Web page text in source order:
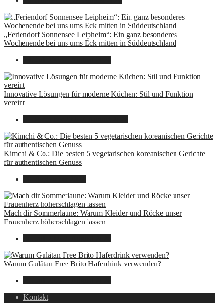
„Feriendorf Sonnensee Leipheim“: Ein ganz besonderes
Wochenende bei uns ums Eck mitten in Süddeutschland
Innovative Lösungen für moderne Küchen: Stil und Funktion
vereint
Kimchi & Co.: Die besten 5 vegetarischen koreanischen Gerichte
für authentischen Genuss
Mach dir Sommerlaune: Warum Kleider und Röcke unser
Frauenherz höherschlagen lassen
Warum Gulåtan Free Brito Haferdrink verwenden?
Kontakt